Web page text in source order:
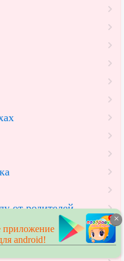
от родителей
×
приложение
android!